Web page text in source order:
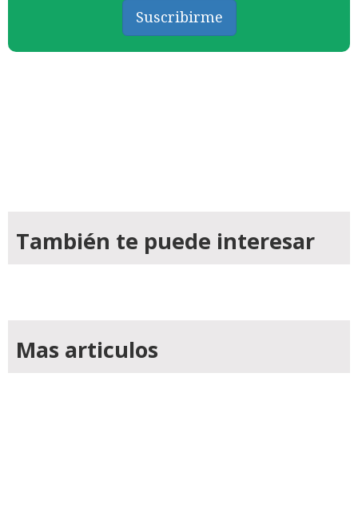
Suscribirme
También te puede interesar
Mas articulos